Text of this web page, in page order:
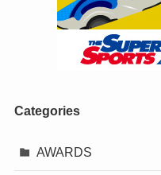
Categories
AWARDS